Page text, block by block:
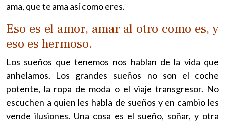
ama, que te ama así como eres.
Eso es el amor, amar al otro como es, y
eso es hermoso.
Los sueños que tenemos nos hablan de la vida que
anhelamos. Los grandes sueños no son el coche
potente, la ropa de moda o el viaje transgresor. No
escuchen a quien les habla de sueños y en cambio les
vende ilusiones. Una cosa es el sueño, soñar, y otra